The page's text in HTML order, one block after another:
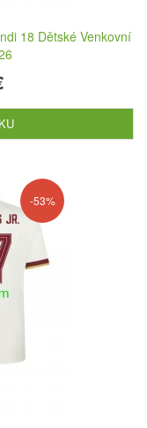
18 Dětské Venkovní
-53%